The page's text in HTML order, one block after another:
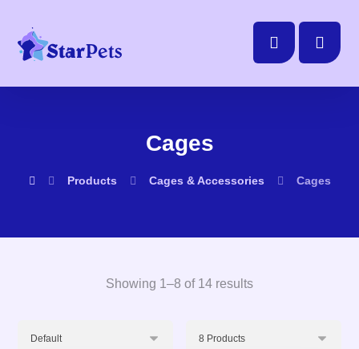
Cages
Products Cages & Accessories Cages
Showing 1–8 of 14 results